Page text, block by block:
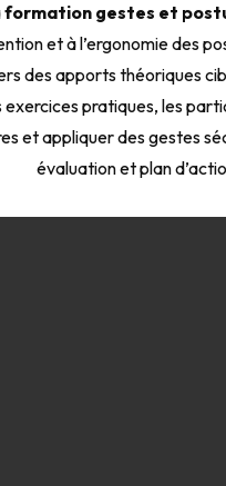
formation gestes et
et à l’ergonomie des
des apports théoriques
exercices pratiques, les
et appliquer des gestes
évaluation et plan